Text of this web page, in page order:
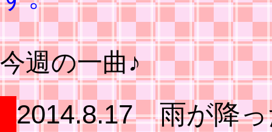
今週の一曲♪
2014.8.17 雨が降っ